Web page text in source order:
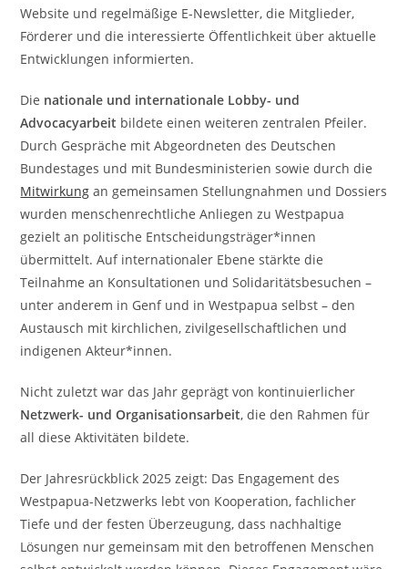
Website und regelmäßige E-Newsletter, die Mitglieder,
Förderer und die interessierte Öffentlichkeit über aktuelle
Entwicklungen informierten.
Die nationale und internationale Lobby- und
Advocacyarbeit bildete einen weiteren zentralen Pfeiler.
Durch Gespräche mit Abgeordneten des Deutschen
Bundestages und mit Bundesministerien sowie durch die
Mitwirkung an gemeinsamen Stellungnahmen und Dossiers
wurden menschenrechtliche Anliegen zu Westpapua
gezielt an politische Entscheidungsträger*innen
übermittelt. Auf internationaler Ebene stärkte die
Teilnahme an Konsultationen und Solidaritätsbesuchen –
unter anderem in Genf und in Westpapua selbst – den
Austausch mit kirchlichen, zivilgesellschaftlichen und
indigenen Akteur*innen.
Nicht zuletzt war das Jahr geprägt von kontinuierlicher
Netzwerk- und Organisationsarbeit, die den Rahmen für
all diese Aktivitäten bildete.
Der Jahresrückblick 2025 zeigt: Das Engagement des
Westpapua-Netzwerks lebt von Kooperation, fachlicher
Tiefe und der festen Überzeugung, dass nachhaltige
Lösungen nur gemeinsam mit den betroffenen Menschen